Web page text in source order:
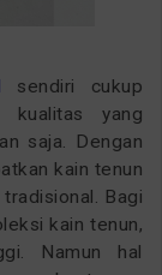
sendiri cukup
kualitas yang
saja. Dengan
kain tenun
Bagi
kain tenun,
Namun hal